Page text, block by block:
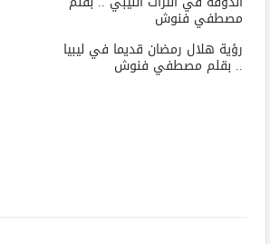
مصطفي فنوش
رؤية هلال رمضان قديما في ليبيا
.. بقلم مصطفي فنوش